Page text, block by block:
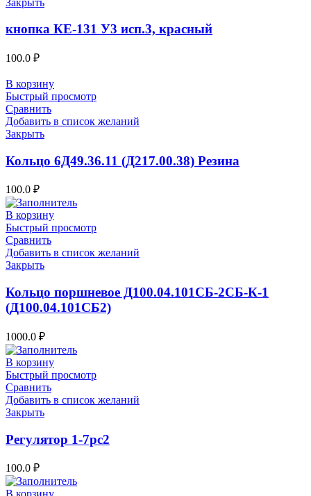
кнопка КЕ-131 У3 исп.3, красный
100.0 ₽
В корзину
Быстрый просмотр
Сравнить
Добавить в список желаний
Закрыть
Кольцо 6Д49.36.11 (Д217.00.38) Резина
100.0 ₽
В корзину
Быстрый просмотр
Сравнить
Добавить в список желаний
Закрыть
Кольцо поршневое Д100.04.101СБ-2СБ-К-1
(Д100.04.101СБ2)
1000.0 ₽
В корзину
Быстрый просмотр
Сравнить
Добавить в список желаний
Закрыть
Регулятор 1-7рс2
100.0 ₽